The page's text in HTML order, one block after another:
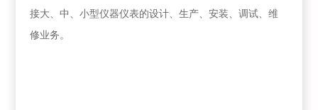
接大、中、小型仪器仪表的设计、生产、安装、调试、维
修业务。